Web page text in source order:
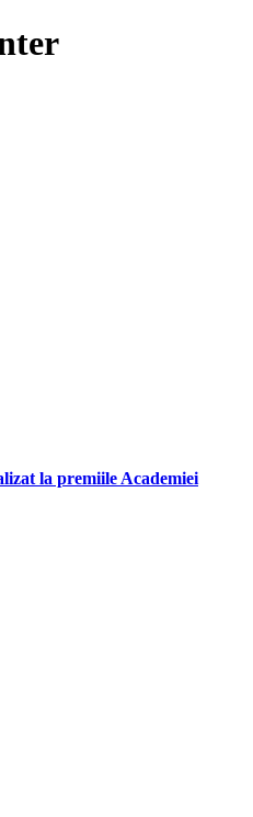
la premiile Academiei